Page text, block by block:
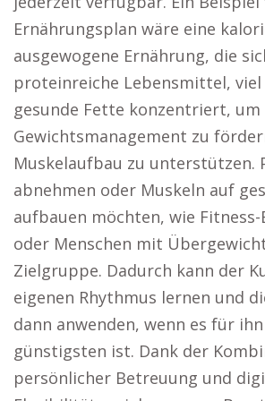
Ernährungsplan wäre eine
ausgewogene Ernährung, die
proteinreiche Lebensmittel, viel
gesunde Fette konzentriert, um
Gewichtsmanagement zu
Muskelaufbau zu unterstützen.
abnehmen oder Muskeln auf
aufbauen möchten, wie
oder Menschen mit
Zielgruppe. Dadurch kann der
eigenen Rhythmus lernen und
dann anwenden, wenn es für
günstigsten ist. Dank der
persönlicher Betreuung und